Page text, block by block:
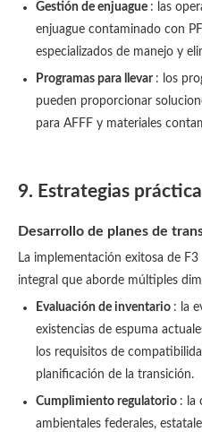
Gestión de enjuague : las
enjuague contaminado con
especializados de manejo y
Programas para llevar : los
pueden proporcionar
para AFFF y materiales
9. Estrategias
Desarrollo de planes de
La implementación exitosa de
integral que aborde múltiples
Evaluación de inventario : la
existencias de espuma
los requisitos de
planificación de la transición.
Cumplimiento regulatorio : la
ambientales federales,